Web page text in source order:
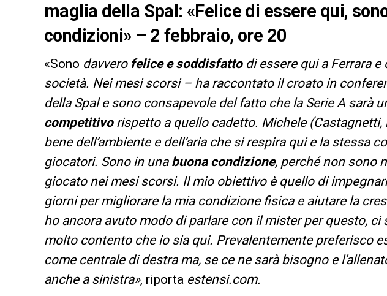
maglia della Spal: «Felice di essere qui,
condizioni» – 2 febbraio, ore 20
«Sono davverofelice e soddisfattodi essere qui a Ferrara
società. Nei mesi scorsi – ha raccontato il croato in
della Spal e sono consapevole del fatto che la Serie A sarà
competitivorispetto a quello cadetto. Michele (Castagnetti,
bene dell’ambiente e dell’aria che si respira qui e la stessa
giocatori. Sono in una buona condizione, perché non sono
giocato nei mesi scorsi. Il mio obiettivo è quello di
giorni per migliorare la mia condizione fisica e aiutare la
ho ancora avuto modo di parlare con il mister per questo, ci
molto contento che io sia qui. Prevalentemente preferisco
come centrale di destra ma, se ce ne sarà bisogno e
anche a sinistra», riporta estensi.com.